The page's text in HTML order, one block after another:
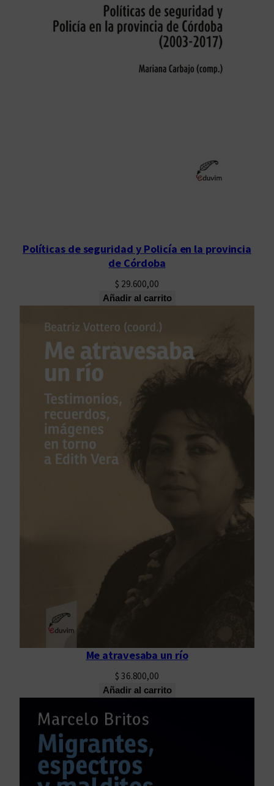
Políticas de seguridad y Policía en la provincia
de Córdoba
$ 29.600,00
Añadir al carrito
Me atravesaba un río
$ 36.800,00
Añadir al carrito